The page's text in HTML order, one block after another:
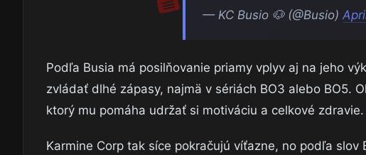
— KC Busio 🐶 (@Busio)
Podľa Busia má posilňovanie priamy vplyv aj na jeho
zvládať dlhé zápasy, najmä v sériách BO3 alebo BO5.
ktorý mu pomáha udržať si motiváciu a celkové zdravie.
Karmine Corp tak síce pokračujú víťazne, no podľa